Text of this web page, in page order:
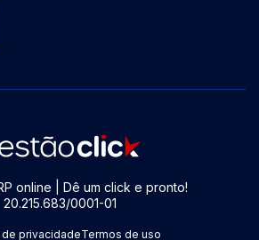
online | Dê um click e pronto!
20.215.683/0001-01
privacidadeTermos de uso